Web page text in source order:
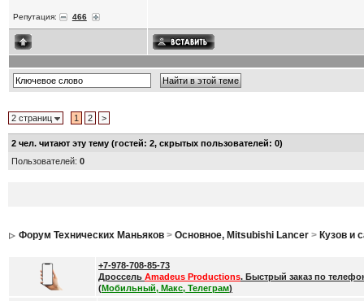
Репутация: 466
2 страниц 1 2 >
2чел. читают эту тему (гостей: 2, скрытых пользователей: 0)
Пользователей: 0
Форум Технических Маньяков> Основное, Mitsubishi Lancer> Кузов и
+7-978-708-85-73
Дроссель Amadeus Productions. Быстрый заказ по
(Мобильный, Макс, Телеграм)